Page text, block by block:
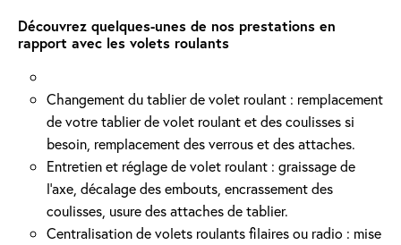
Découvrez quelques-unes de nos prestations en
rapport avec les volets roulants
Changement du tablier de volet roulant : remplacement
de votre tablier de volet roulant et des coulisses si
besoin, remplacement des verrous et des attaches.
Entretien et réglage de volet roulant : graissage de
l’axe, décalage des embouts, encrassement des
coulisses, usure des attaches de tablier.
Centralisation de volets roulants filaires ou radio : mise